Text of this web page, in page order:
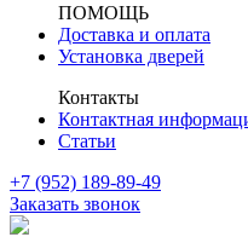
ПОМОЩЬ
Доставка и оплата
Установка дверей
Контакты
Контактная
Статьи
+7 (952) 189-89-49
Заказать звонок